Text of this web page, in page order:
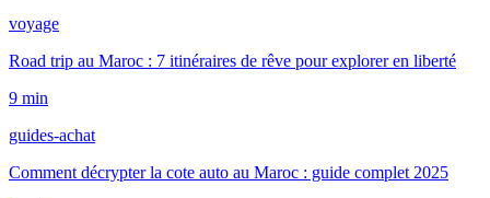
voyage
Road trip au Maroc : 7 itinéraires de rêve pour explorer en liberté
9 min
guides-achat
Comment décrypter la cote auto au Maroc : guide complet 2025